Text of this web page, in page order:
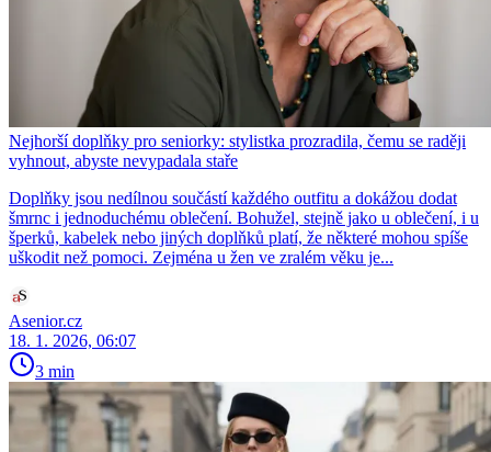
Nejhorší doplňky pro seniorky: stylistka prozradila, čemu se raději
vyhnout, abyste nevypadala staře
Doplňky jsou nedílnou součástí každého outfitu a dokážou dodat
šmrnc i jednoduchému oblečení. Bohužel, stejně jako u oblečení, i u
šperků, kabelek nebo jiných doplňků platí, že některé mohou spíše
uškodit než pomoci. Zejména u žen ve zralém věku je...
Asenior.cz
18. 1. 2026, 06:07
3 min